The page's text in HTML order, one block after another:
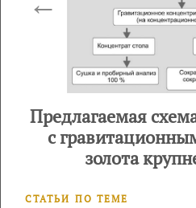
Предлагаемая
с
золота
СТАТЬИ ПО ТЕМЕ